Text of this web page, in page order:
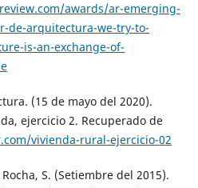
awards/ar-emerging-
de-arquitectura-we-try-to-
is-an-exchange-of-
(15 de mayo del 2020).
ejercicio 2. Recuperado de
vivienda-rural-ejercicio-02
S. (Setiembre del 2015).